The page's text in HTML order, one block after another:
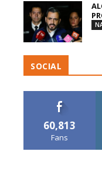
SOCIAL
60,813
Fans